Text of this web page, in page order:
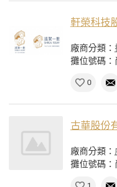
軒榮科技
廠商分類：
攤位號碼：
0
古華股份
廠商分類：
攤位號碼：